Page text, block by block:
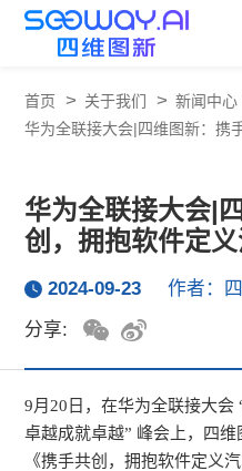
首页 > 关于我们 > 新闻中心
华为全联接大会|四维图新：携
华为全联接大会|
创，拥抱软件定
2024-09-23
作者：
分享:
9月20日，在华为全联接大会
卓越成就卓越” 峰会上，四
《携手共创，拥抱软件定义